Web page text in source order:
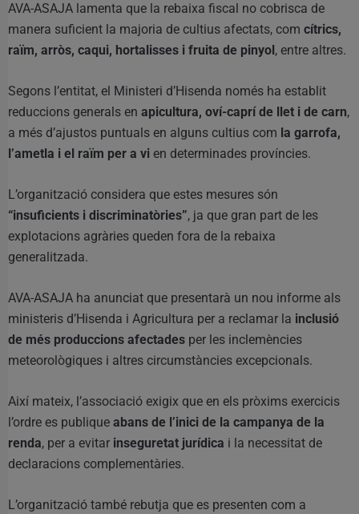
AVA-ASAJA lamenta que la rebaixa fiscal no cobrisca de
manera suficient la majoria de cultius afectats, com cítrics,
raïm, arròs, caqui, hortalisses i fruita de pinyol , entre altres.
Segons l’entitat, el Ministeri d’Hisenda només ha establit
reduccions generals en apicultura, oví-caprí de llet i de carn,
a més d’ajustos puntuals en alguns cultius com la garrofa,
l’ametla i el raïm per a vi en determinades províncies.
L’organització considera que estes mesures són
“insuficients i discriminatòries”, ja que gran part de les
explotacions agràries queden fora de la rebaixa
generalitzada.
AVA-ASAJA ha anunciat que presentarà un nou informe als
ministeris d’Hisenda i Agricultura per a reclamar la inclusió
de més produccions afectades per les inclemències
meteorològiques i altres circumstàncies excepcionals.
Així mateix, l’associació exigix que en els pròxims exercicis
l’ordre es publique abans de l’inici de la campanya de la
renda, per a evitar inseguretat jurídica i la necessitat de
declaracions complementàries.
L’organització també rebutja que es presenten com a